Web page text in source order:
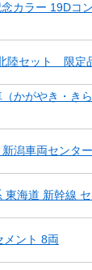
カラー 19Dコ
陸セット 限定
かがやき・き
潟車両センタ
海道 新幹線
メント 8両